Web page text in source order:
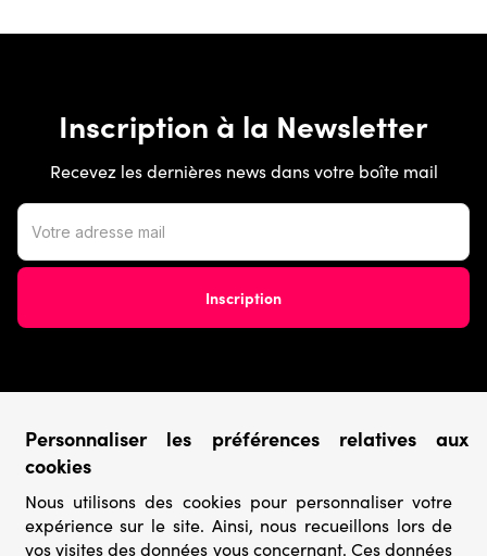
Inscription à la Newsletter
Recevez les dernières news dans votre boîte mail
Conditions générales
› Confidentialité & Protection des Données
› Informations légales
Personnaliser les préférences relatives aux
cookies
Nous utilisons des cookies pour personnaliser votre
expérience sur le site. Ainsi, nous recueillons lors de
vos visites des données vous concernant. Ces données